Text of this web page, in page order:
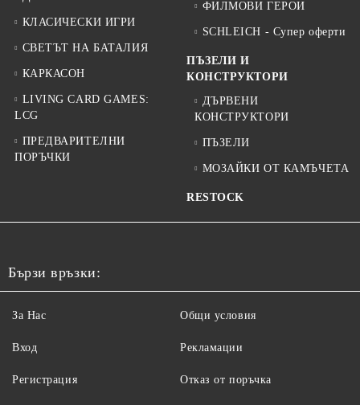
КЛАСИЧЕСКИ ИГРИ
СВЕТЪТ НА БАТАЛИЯ
КАРКАСОН
LIVING CARD GAMES:
LCG
ПРЕДВАРИТЕЛНИ
ПОРЪЧКИ
ФИЛМОВИ ГЕРОИ
SCHLEICH - Супер оферти
ПЪЗЕЛИ И
КОНСТРУКТОРИ
ДЪРВЕНИ
КОНСТРУКТОРИ
ПЪЗЕЛИ
МОЗАЙКИ ОТ КАМЪЧЕТА
RESTOCK
Бързи връзки:
За Нас
Вход
Регистрация
Общи условия
Рекламации
Отказ от поръчка